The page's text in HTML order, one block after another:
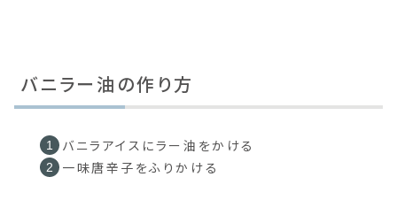
バニラー油の作り方
バニラアイスにラー油をかける
一味唐辛子をふりかける